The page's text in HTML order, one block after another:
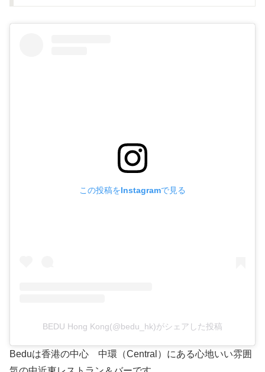
この投稿をInstagramで見る
BEDU Hong Kong(@bedu_hk)がシェアした投稿
Beduは香港の中心 中環（Central）にある心地いい雰囲